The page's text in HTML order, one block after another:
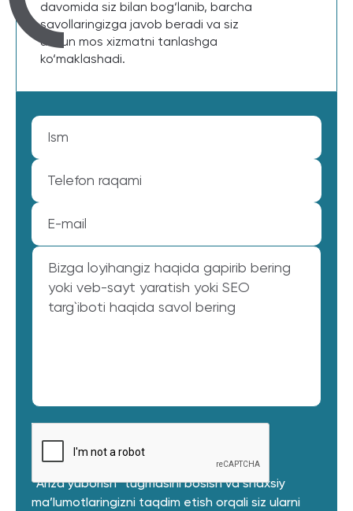
davomida siz bilan bog‘lanib, barcha
savollaringizga javob beradi va siz
uchun mos xizmatni tanlashga
ko‘maklashadi.
“Ariza yuborish” tugmasini bosish va shaxsiy
ma’lumotlaringizni taqdim etish orqali siz ularni